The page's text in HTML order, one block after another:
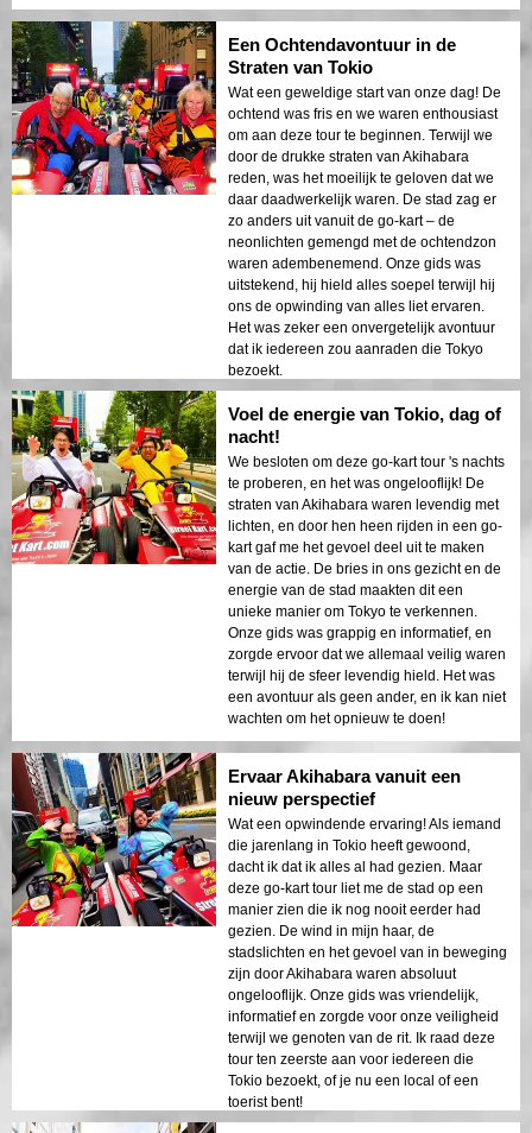
Een Ochtendavontuur in de
Straten van Tokio
Wat een geweldige start van onze dag! De
ochtend was fris en we waren enthousiast
om aan deze tour te beginnen. Terwijl we
door de drukke straten van Akihabara
reden, was het moeilijk te geloven dat we
daar daadwerkelijk waren. De stad zag er
zo anders uit vanuit de go-kart – de
neonlichten gemengd met de ochtendzon
waren adembenemend. Onze gids was
uitstekend, hij hield alles soepel terwijl hij
ons de opwinding van alles liet ervaren.
Het was zeker een onvergetelijk avontuur
dat ik iedereen zou aanraden die Tokyo
bezoekt.
Voel de energie van Tokio, dag of
nacht!
We besloten om deze go-kart tour 's nachts
te proberen, en het was ongelooflijk! De
straten van Akihabara waren levendig met
lichten, en door hen heen rijden in een go-
kart gaf me het gevoel deel uit te maken
van de actie. De bries in ons gezicht en de
energie van de stad maakten dit een
unieke manier om Tokyo te verkennen.
Onze gids was grappig en informatief, en
zorgde ervoor dat we allemaal veilig waren
terwijl hij de sfeer levendig hield. Het was
een avontuur als geen ander, en ik kan niet
wachten om het opnieuw te doen!
Ervaar Akihabara vanuit een
nieuw perspectief
Wat een opwindende ervaring! Als iemand
die jarenlang in Tokio heeft gewoond,
dacht ik dat ik alles al had gezien. Maar
deze go-kart tour liet me de stad op een
manier zien die ik nog nooit eerder had
gezien. De wind in mijn haar, de
stadslichten en het gevoel van in beweging
zijn door Akihabara waren absoluut
ongelooflijk. Onze gids was vriendelijk,
informatief en zorgde voor onze veiligheid
terwijl we genoten van de rit. Ik raad deze
tour ten zeerste aan voor iedereen die
Tokio bezoekt, of je nu een local of een
toerist bent!